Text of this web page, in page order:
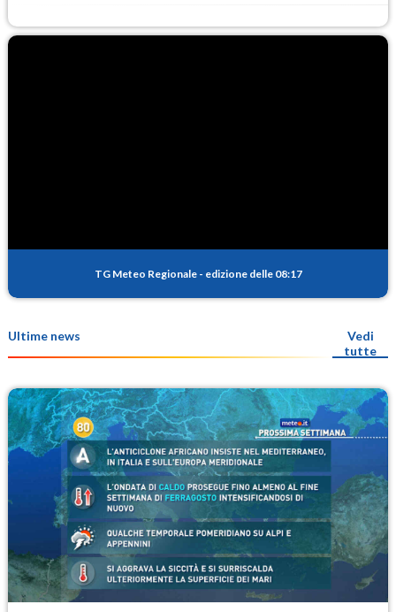
TG Meteo Regionale - edizione delle 08:17
Ultime news
Vedi
tutte